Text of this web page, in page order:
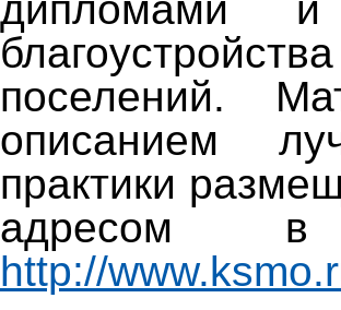
поселений.
описанием
практики
адресом в
http://